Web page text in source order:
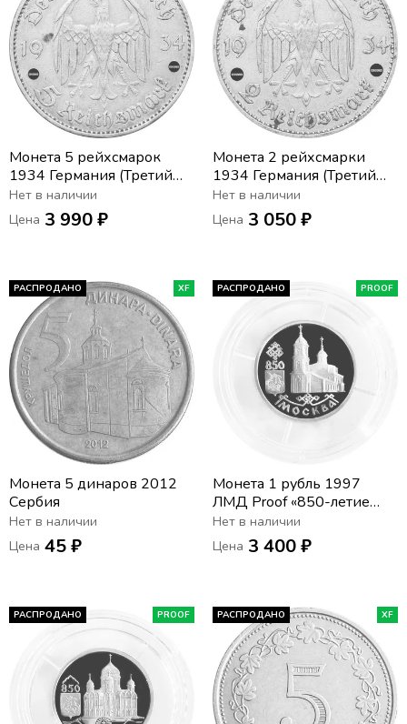
Монета 5 рейхсмарок
1934 Германия (Третий
Рейх) "J" «Годовщина
нацистского режима —
Гарнизонная церковь в
Нет в наличии
Цена 3 990 ₽
Монета 2 рейхсмарки
1934 Германия (Третий
Рейх) "A" «Годовщина
нацистского режима —
Гарнизонная церковь в
Нет в наличии
Цена 3 050 ₽
РАСПРОДАНО XF
Монета 5 динаров 2012
Сербия
Нет в наличии
Цена 45 ₽
РАСПРОДАНО PROOF
Монета 1 рубль 1997
ЛМД Proof «850-летие
основания Москвы -
Казанский собор»
Нет в наличии
Цена 3 400 ₽
РАСПРОДАНО PROOF РАСПРОДАНО XF